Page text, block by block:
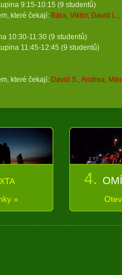
(9 studentů)
čekají: Bára, Viktor, David L.,
11:30 (9 studentů)
(9 studentů)
čekají: David S., Andrea,
»
4.